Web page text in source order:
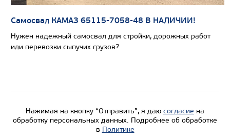
САМОСВАЛ КАМАЗ-65802
Самосвал КАМАЗ 65115-7058-48 В НАЛИЧИИ!
Нужен надежный самосвал для стройки, дорожных работ
или перевозки сыпучих грузов?
Нажимая на кнопку “Отправить”, я даю согласие на
обработку персональных данных. Подробнее об обработке
в Политике